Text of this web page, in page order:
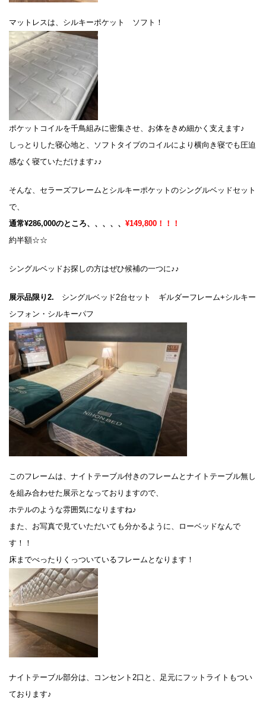
マットレスは、シルキーポケット ソフト！
ポケットコイルを千鳥組みに密集させ、お体をきめ細かく支えます♪
しっとりした寝心地と、ソフトタイプのコイルにより横向き寝でも圧迫
感なく寝ていただけます♪♪
そんな、セラーズフレームとシルキーポケットのシングルベッドセット
で、
通常¥286,000のところ、、、、、 ¥149,800！！！
約半額☆☆
シングルベッドお探しの方はぜひ候補の一つに♪♪
展示品限り2. シングルベッド2台セット ギルダーフレーム+シルキー
シフォン・シルキーパフ
このフレームは、ナイトテーブル付きのフレームとナイトテーブル無し
を組み合わせた展示となっておりますので、
ホテルのような雰囲気になりますね♪
また、お写真で見ていただいても分かるように、ローベッドなんで
す！！
床までべったりくっついているフレームとなります！
ナイトテーブル部分は、コンセント2口と、足元にフットライトもつい
ております♪